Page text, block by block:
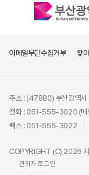
이메일무단수집거부 찾
주소 : (47880) 부산광역시
전화 : 051-555-3020 (메
팩스 : 051-555-3022
COPYRIGHT (C) 2026 지
관리자 로그인